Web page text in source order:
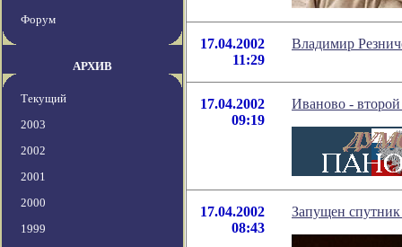
Форум
АРХИВ
Текущий
2003
2002
2001
2000
1999
17.04.2002
11:29
Владимир
17.04.2002
09:19
Иваново -
17.04.2002
08:43
Запущен